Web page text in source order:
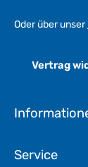
Oder über unser
Vertrag
Service